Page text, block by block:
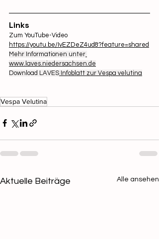
Links
Zum YouTube-Video
https://youtu.be/IvEZDeZ4ud8?feature=shared
Mehr Informationen unter
www.laves.niedersachsen.de
Download LAVES Infoblatt zur Vespa velutina
Vespa Velutina
Aktuelle Beiträge Alle ansehen